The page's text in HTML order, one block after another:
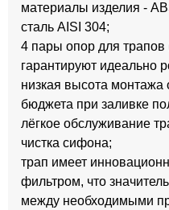
материалы изделия -
сталь AISI 304;
4 пары опор для
гарантируют идеально
низкая высота монтажа
бюджета при заливке
лёгкое обслуживание
чистка сифона;
трап имеет
фильтром, что
между необходимыми